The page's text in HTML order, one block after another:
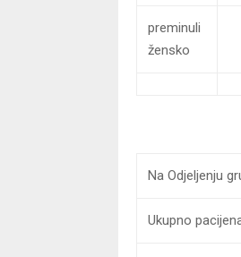
preminuli
žensko
Na Odjeljenju
Ukupno